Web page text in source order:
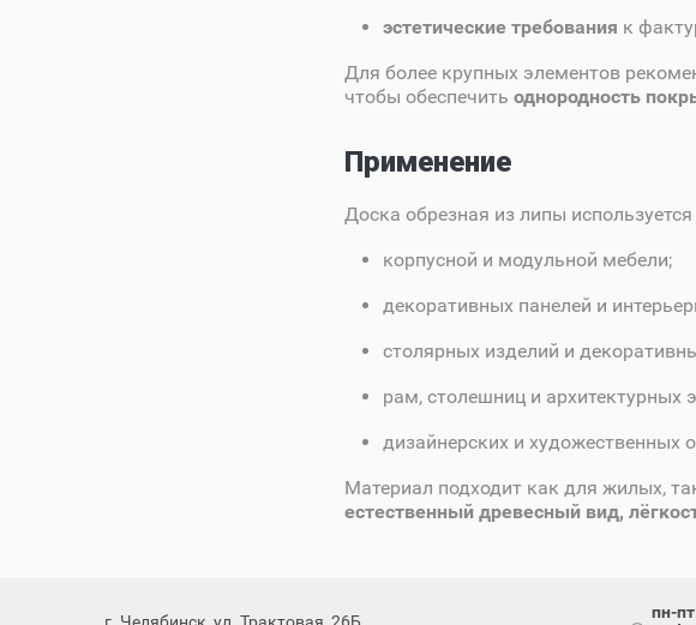
эстетические требования к
Для более крупных элементов
чтобы обеспечить однородность
Применение
Доска обрезная из липы
корпусной и модульной мебели;
декоративных панелей и
столярных изделий и
рам, столешниц и архитектурных
дизайнерских и художественных
Материал подходит как для жилых,
естественный древесный вид,
пн-